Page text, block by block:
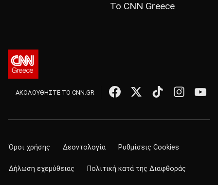
Το CNN Greece
ΑΚΟΛΟΥΘΗΣΤΕ ΤΟ CNN.GR
Όροι χρήσης Δεοντολογία Ρυθμίσεις Cookies
Δήλωση εχεμύθειας Πολιτική κατά της Διαφθοράς